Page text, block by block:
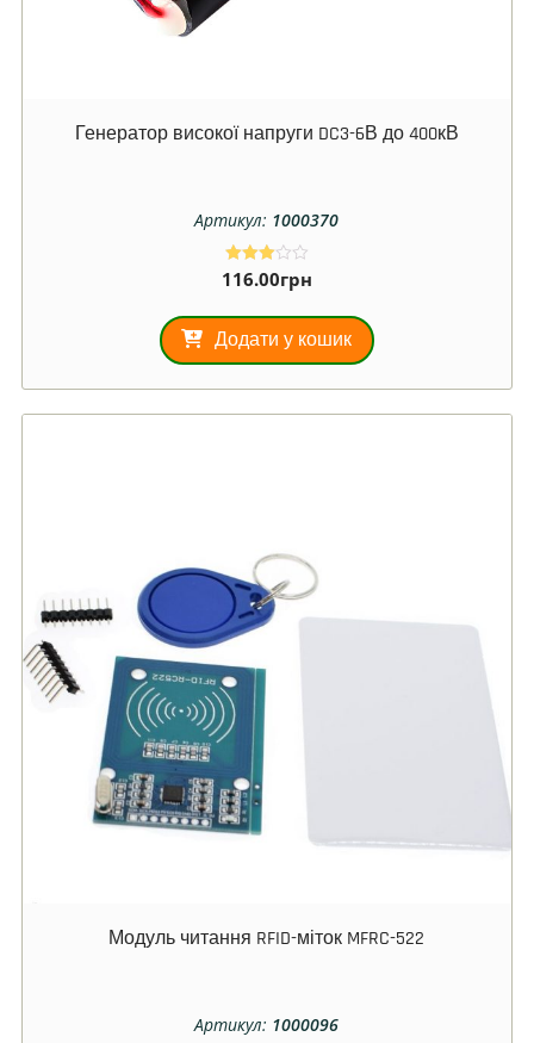
Генератор високої напруги DC3-6В до 400кВ
Артикул: 1000370
Оцінен
о в
з 5
116.00грн
Додати у кошик
Модуль читання RFID-міток MFRC-522
Артикул: 1000096